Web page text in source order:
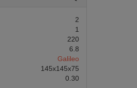
Нравится
2
1
220
6.8
Galileo
145х145х75
0.30